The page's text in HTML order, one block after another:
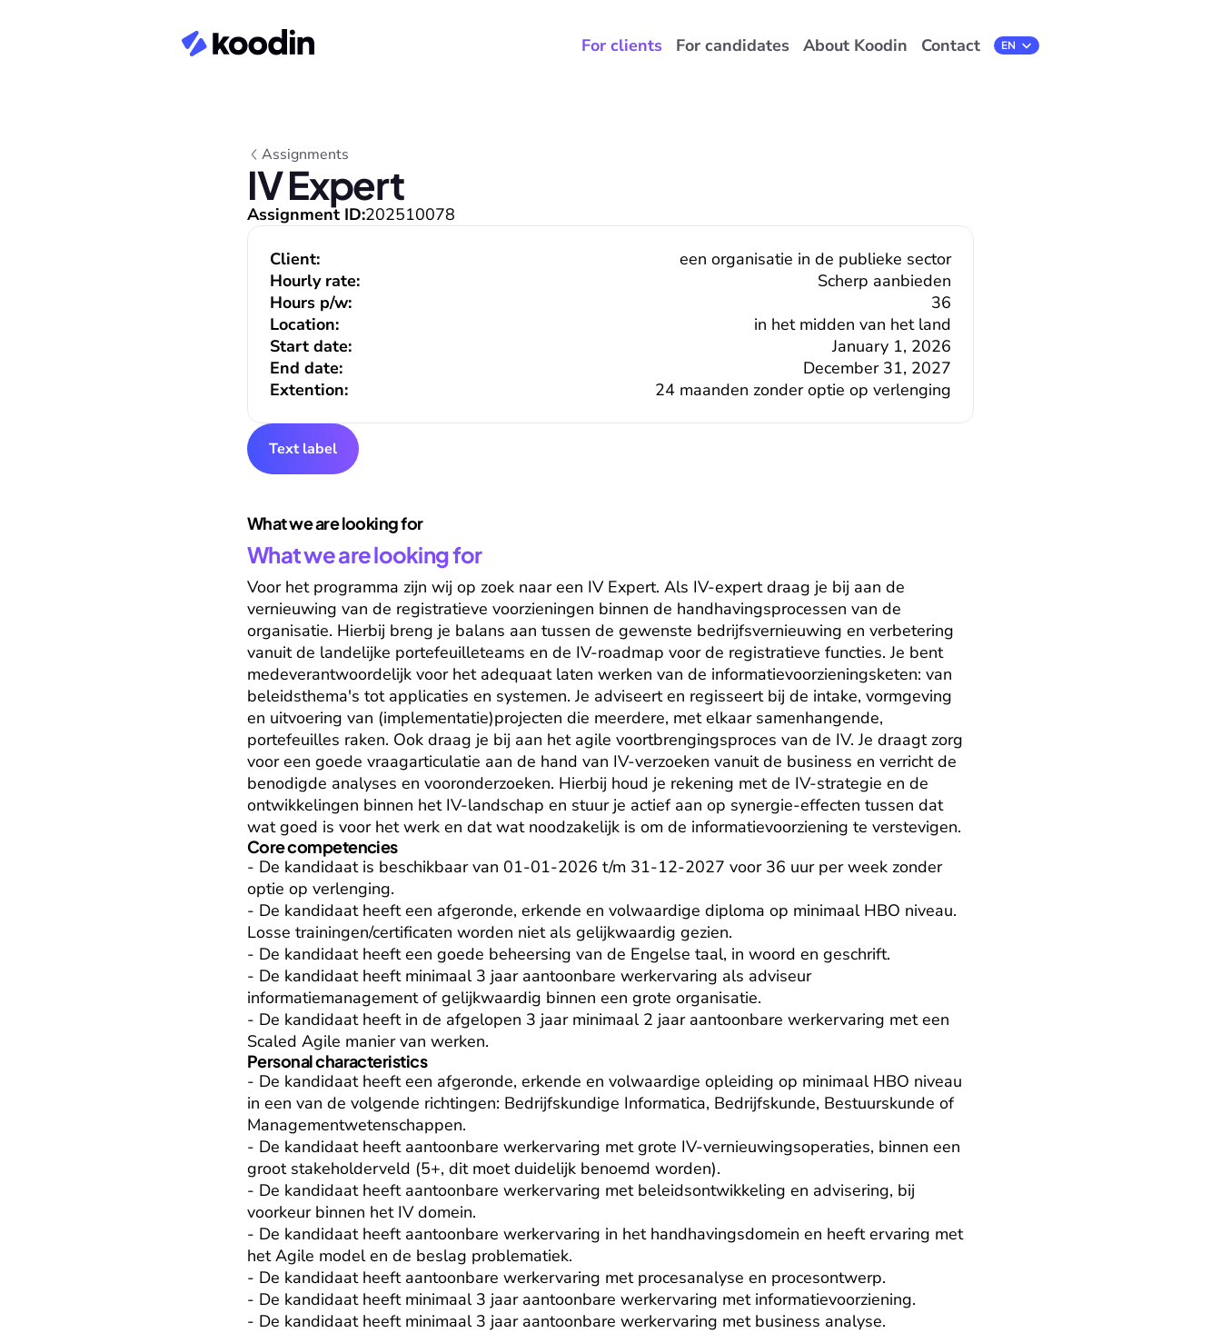
For clients For candidates About Koodin Contact Select Language
EN
Assignments
IV Expert
Assignment ID:202510078
Start date:
January 1, 2026
End date:
December 31, 2027
Extention:
24 maanden zonder optie op verlenging
Client:
een organisatie in de publieke sector
Hourly rate:
Scherp aanbieden
Hours p/w:
36
Location:
in het midden van het land
Text label
What we are looking for
What we are looking for
Voor het programma zijn wij op zoek naar een IV Expert. Als IV-expert draag je bij aan de
vernieuwing van de registratieve voorzieningen binnen de handhavingsprocessen van de
organisatie. Hierbij breng je balans aan tussen de gewenste bedrijfsvernieuwing en verbetering
vanuit de landelijke portefeuilleteams en de IV-roadmap voor de registratieve functies. Je bent
medeverantwoordelijk voor het adequaat laten werken van de informatievoorzieningsketen: van
beleidsthema's tot applicaties en systemen. Je adviseert en regisseert bij de intake, vormgeving
en uitvoering van (implementatie)projecten die meerdere, met elkaar samenhangende,
portefeuilles raken. Ook draag je bij aan het agile voortbrengingsproces van de IV. Je draagt zorg
voor een goede vraagarticulatie aan de hand van IV-verzoeken vanuit de business en verricht de
benodigde analyses en vooronderzoeken. Hierbij houd je rekening met de IV-strategie en de
ontwikkelingen binnen het IV-landschap en stuur je actief aan op synergie-effecten tussen dat
wat goed is voor het werk en dat wat noodzakelijk is om de informatievoorziening te verstevigen.
Core competencies
- De kandidaat is beschikbaar van 01-01-2026 t/m 31-12-2027 voor 36 uur per week zonder
optie op verlenging.
- De kandidaat heeft een afgeronde, erkende en volwaardige diploma op minimaal HBO niveau.
Losse trainingen/certificaten worden niet als gelijkwaardig gezien.
- De kandidaat heeft een goede beheersing van de Engelse taal, in woord en geschrift.
- De kandidaat heeft minimaal 3 jaar aantoonbare werkervaring als adviseur
informatiemanagement of gelijkwaardig binnen een grote organisatie.
- De kandidaat heeft in de afgelopen 3 jaar minimaal 2 jaar aantoonbare werkervaring met een
Scaled Agile manier van werken.
Personal characteristics
- De kandidaat heeft een afgeronde, erkende en volwaardige opleiding op minimaal HBO niveau
in een van de volgende richtingen: Bedrijfskundige Informatica, Bedrijfskunde, Bestuurskunde of
Managementwetenschappen.
- De kandidaat heeft aantoonbare werkervaring met grote IV-vernieuwingsoperaties, binnen een
groot stakeholderveld (5+, dit moet duidelijk benoemd worden).
- De kandidaat heeft aantoonbare werkervaring met beleidsontwikkeling en advisering, bij
voorkeur binnen het IV domein.
- De kandidaat heeft aantoonbare werkervaring in het handhavingsdomein en heeft ervaring met
het Agile model en de beslag problematiek.
- De kandidaat heeft aantoonbare werkervaring met procesanalyse en procesontwerp.
- De kandidaat heeft minimaal 3 jaar aantoonbare werkervaring met informatievoorziening.
- De kandidaat heeft minimaal 3 jaar aantoonbare werkervaring met business analyse.